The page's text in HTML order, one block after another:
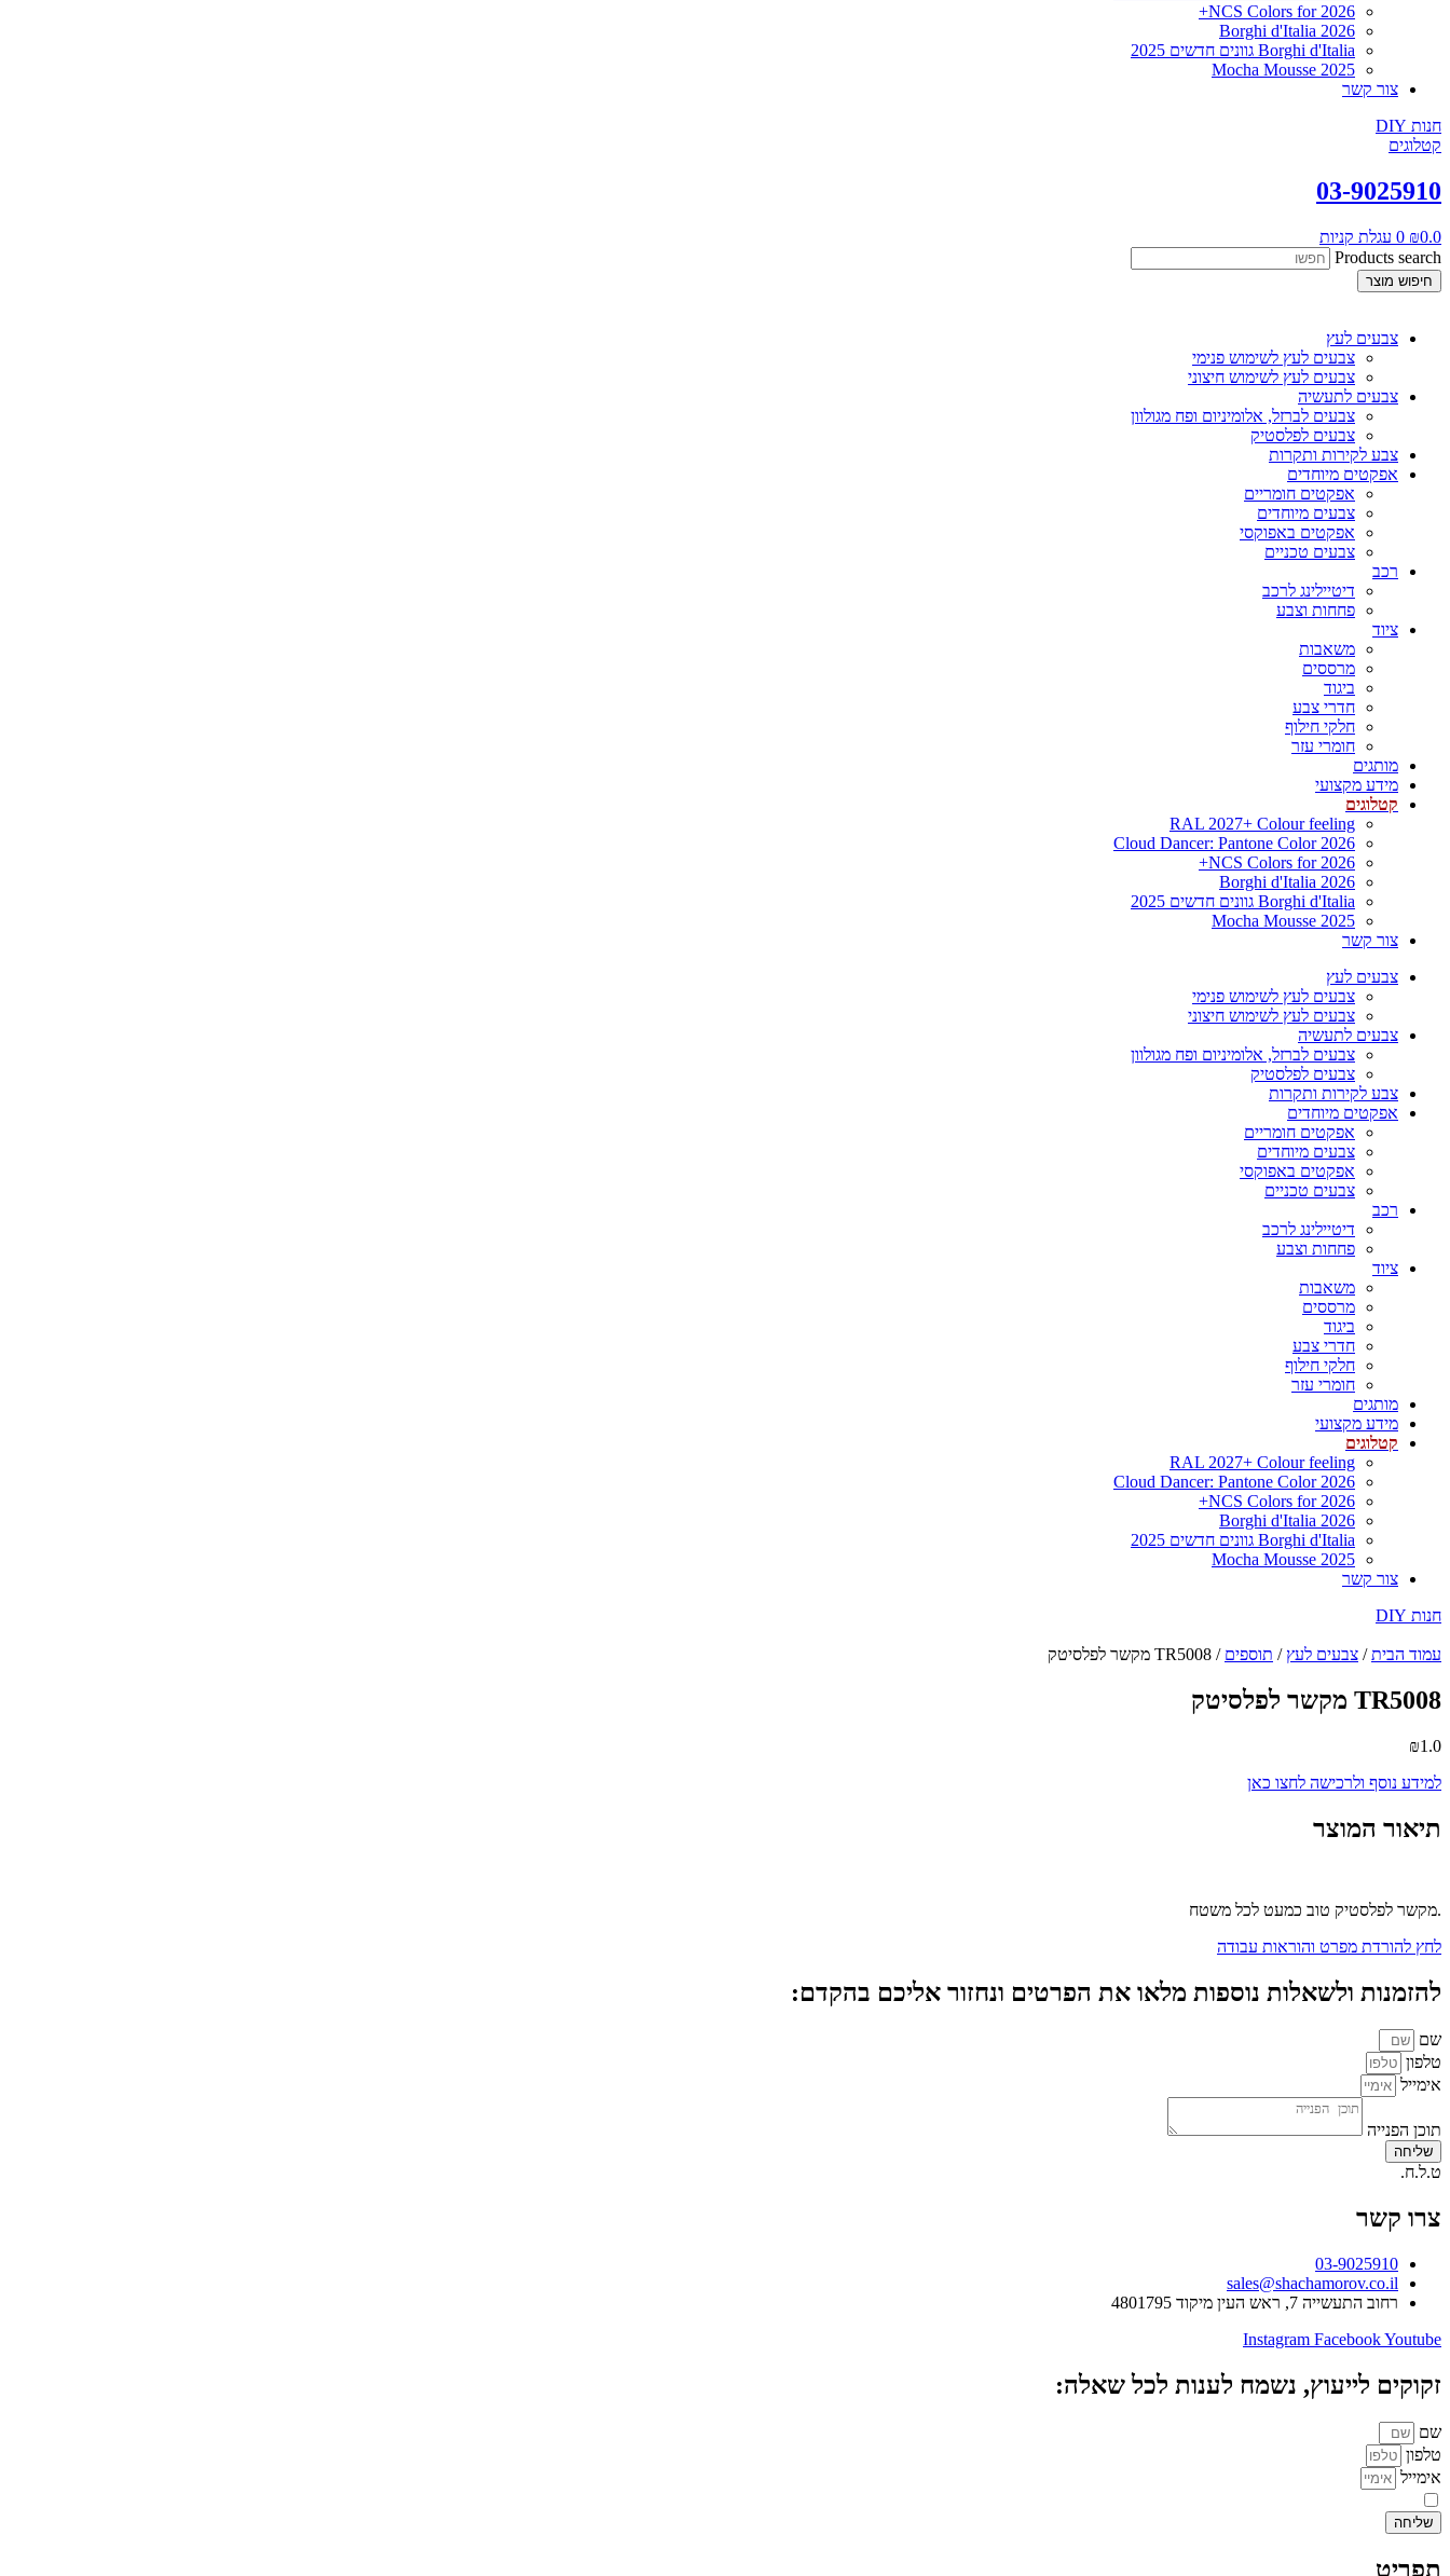
NCS Colors for 2026+
Borghi d'Italia 2026
Borghi d'Italia גוונים חדשים 2025
Mocha Mousse 2025
צור קשר
חנות DIY
קטלוגים
03-9025910
₪0.0
0 עגלת קניות
Products search
חיפוש מוצר
צבעים לעץ
צבעים לעץ לשימוש פנימי
צבעים לעץ לשימוש חיצוני
צבעים לתעשיה
צבעים לברזל, אלומיניום ופח מגולוון
צבעים לפלסטיק
צבע לקירות ותקרות
אפקטים מיוחדים
אפקטים חומריים
צבעים מיוחדים
אפקטים באפוקסי
צבעים טכניים
רכב
דיטיילינג לרכב
פחחות וצבע
ציוד
משאבות
מרססים
ביגוד
חדרי צבע
חלקי חילוף
חומרי עזר
מותגים
מידע מקצועי
קטלוגים
RAL 2027+ Colour feeling
Cloud Dancer: Pantone Color 2026
NCS Colors for 2026+
Borghi d'Italia 2026
Borghi d'Italia גוונים חדשים 2025
Mocha Mousse 2025
צור קשר
צבעים לעץ
צבעים לעץ לשימוש פנימי
צבעים לעץ לשימוש חיצוני
צבעים לתעשיה
צבעים לברזל, אלומיניום ופח מגולוון
צבעים לפלסטיק
צבע לקירות ותקרות
אפקטים מיוחדים
אפקטים חומריים
צבעים מיוחדים
אפקטים באפוקסי
צבעים טכניים
רכב
דיטיילינג לרכב
פחחות וצבע
ציוד
משאבות
מרססים
ביגוד
חדרי צבע
חלקי חילוף
חומרי עזר
מותגים
מידע מקצועי
קטלוגים
RAL 2027+ Colour feeling
Cloud Dancer: Pantone Color 2026
NCS Colors for 2026+
Borghi d'Italia 2026
Borghi d'Italia גוונים חדשים 2025
Mocha Mousse 2025
צור קשר
חנות DIY
עמוד הבית/ צבעים לעץ / תוספים / TR5008 מקשר לפלסיטק
TR5008 מקשר לפלסיטק
₪1.0
למידע נוסף ולרכישה לחצו כאן
תיאור המוצר
.מקשר לפלסטיק טוב כמעט לכל משטח
לחץ להורדת מפרט והוראות עבודה
להזמנות ולשאלות נוספות מלאו את הפרטים ונחזור אליכם בהקדם:
שם
טלפון
אימייל
תוכן הפנייה
שליחה
ט.ל.ח.
צרו קשר
03-9025910
sales@shachamorov.co.il
רחוב התעשייה 7, ראש העין מיקוד 4801795
Instagram FacebookYoutube
זקוקים לייעוץ, נשמח לענות לכל שאלה:
שם
טלפון
אימייל
שליחה
תפריט